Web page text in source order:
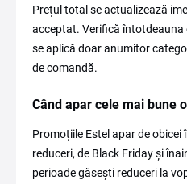
Prețul total se actualizează
acceptat. Verifică întotdeauna
se aplică doar anumitor
de comandă.
Când apar cele mai bune
Promoțiile Estel apar de
reduceri, de Black Friday și
perioade găsești reduceri la